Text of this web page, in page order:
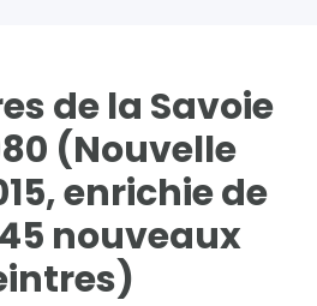
de la Savoie
(Nouvelle
enrichie de
nouveaux